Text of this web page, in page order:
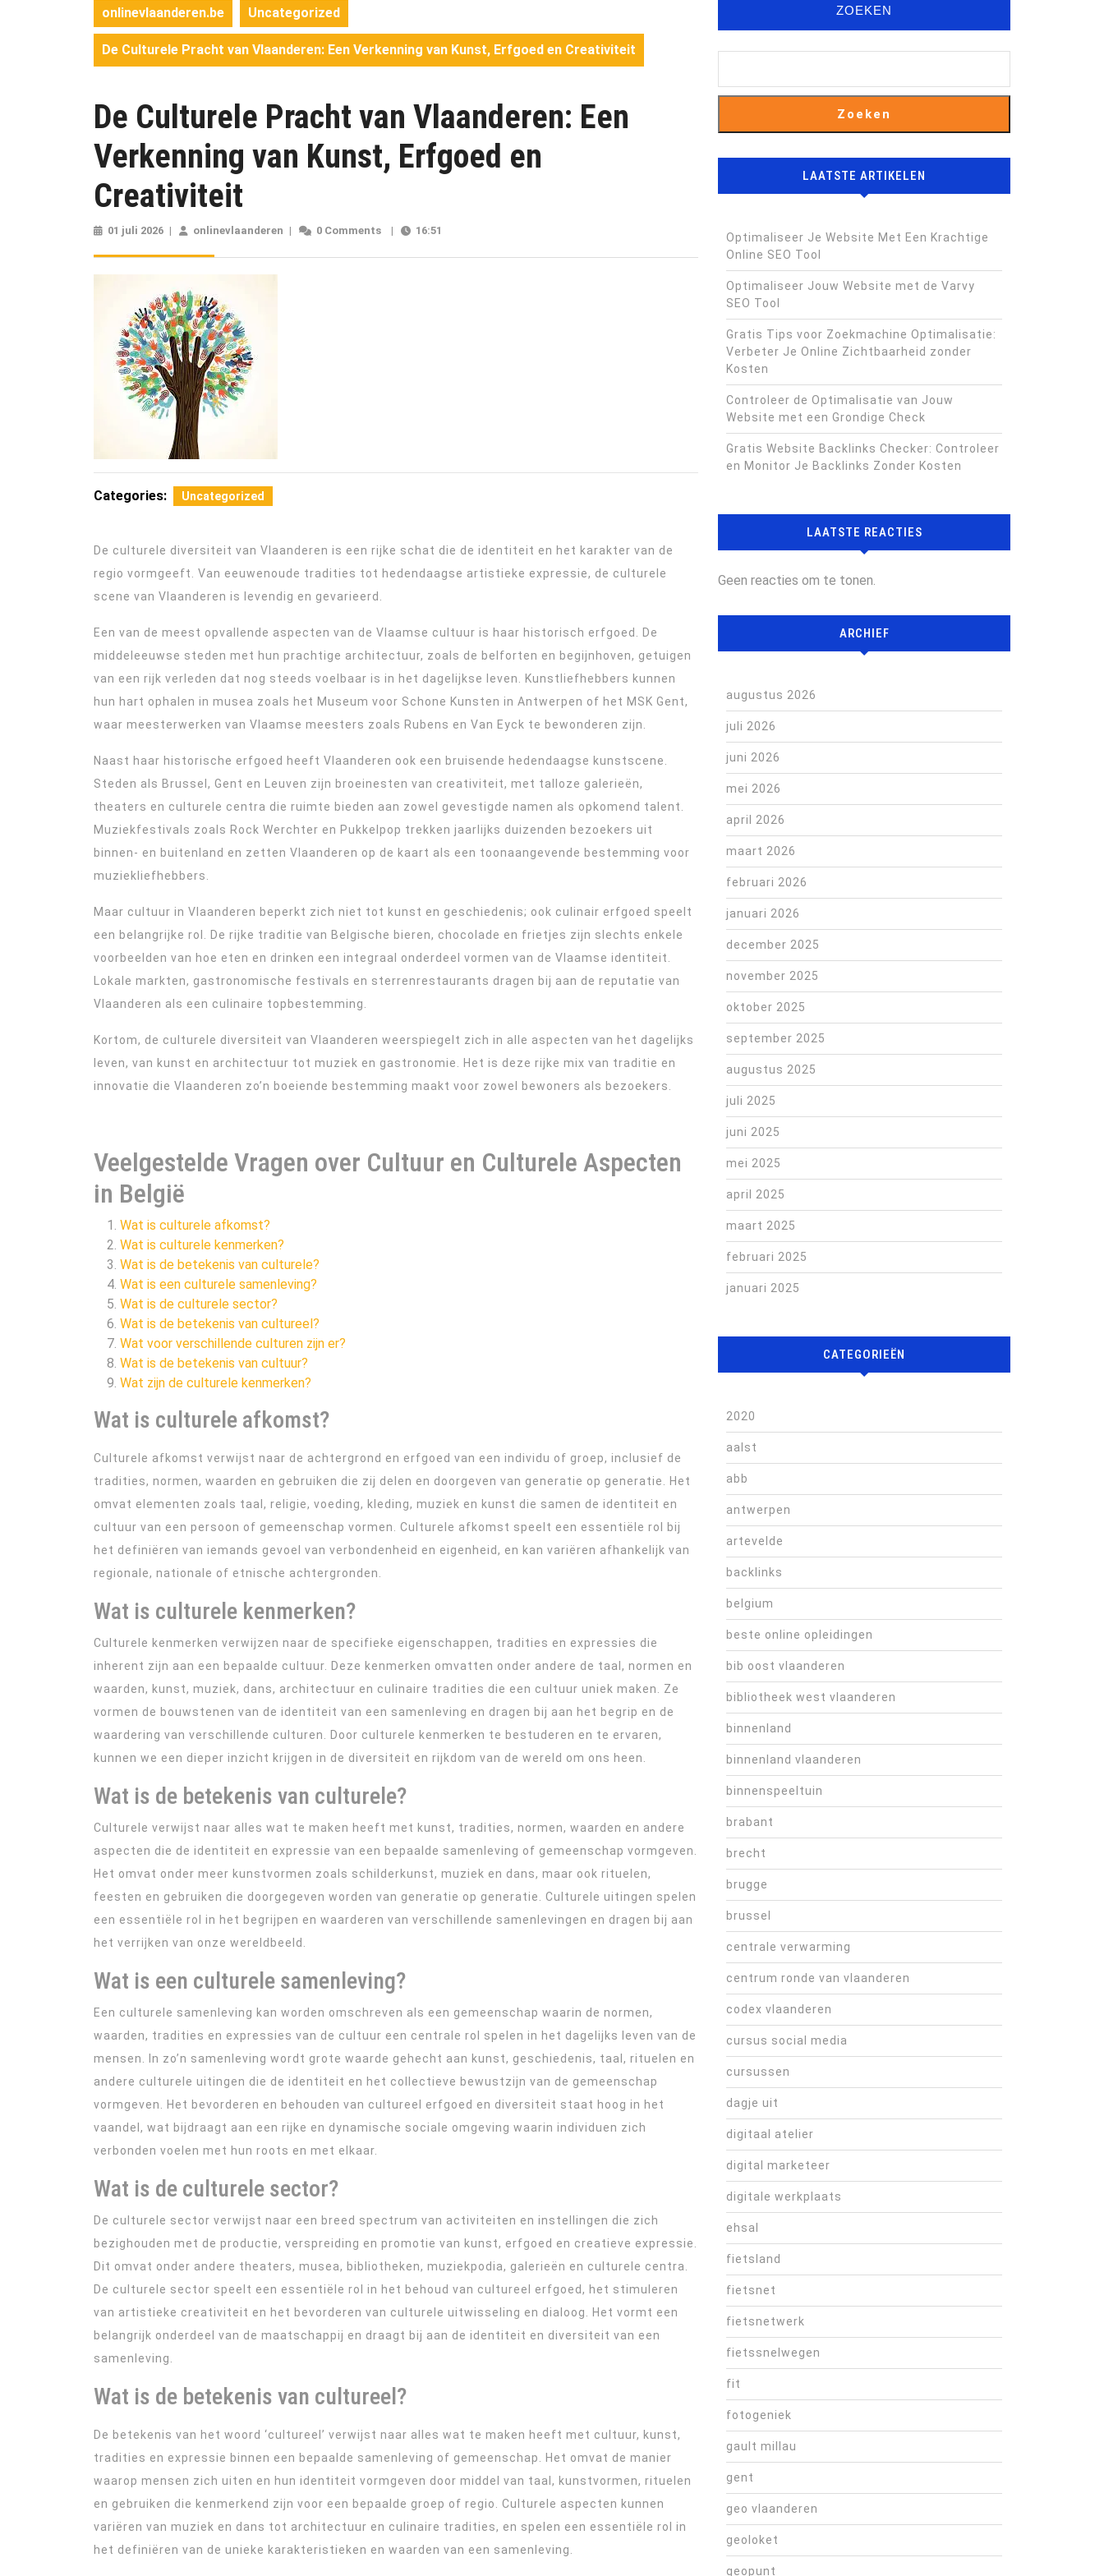
onlinevlaanderen.be Uncategorized
De Culturele Pracht van Vlaanderen: Een Verkenning van Kunst, Erfgoed en Creativiteit
De Culturele Pracht van Vlaanderen: Een
Verkenning van Kunst, Erfgoed en
Creativiteit
01 juli 2026 01
2026
| onlinevlaanderen onlinevlaanderen
| 0 Comments | 16:51
Categories: Uncategorized
De culturele diversiteit van Vlaanderen is een rijke schat die de identiteit en het karakter van de
regio vormgeeft. Van eeuwenoude tradities tot hedendaagse artistieke expressie, de culturele
scene van Vlaanderen is levendig en gevarieerd.
Een van de meest opvallende aspecten van de Vlaamse cultuur is haar historisch erfgoed. De
middeleeuwse steden met hun prachtige architectuur, zoals de belforten en begijnhoven, getuigen
van een rijk verleden dat nog steeds voelbaar is in het dagelijkse leven. Kunstliefhebbers kunnen
hun hart ophalen in musea zoals het Museum voor Schone Kunsten in Antwerpen of het MSK Gent,
waar meesterwerken van Vlaamse meesters zoals Rubens en Van Eyck te bewonderen zijn.
Naast haar historische erfgoed heeft Vlaanderen ook een bruisende hedendaagse kunstscene.
Steden als Brussel, Gent en Leuven zijn broeinesten van creativiteit, met talloze galerieën,
theaters en culturele centra die ruimte bieden aan zowel gevestigde namen als opkomend talent.
Muziekfestivals zoals Rock Werchter en Pukkelpop trekken jaarlijks duizenden bezoekers uit
binnen- en buitenland en zetten Vlaanderen op de kaart als een toonaangevende bestemming voor
muziekliefhebbers.
Maar cultuur in Vlaanderen beperkt zich niet tot kunst en geschiedenis; ook culinair erfgoed speelt
een belangrijke rol. De rijke traditie van Belgische bieren, chocolade en frietjes zijn slechts enkele
voorbeelden van hoe eten en drinken een integraal onderdeel vormen van de Vlaamse identiteit.
Lokale markten, gastronomische festivals en sterrenrestaurants dragen bij aan de reputatie van
Vlaanderen als een culinaire topbestemming.
Kortom, de culturele diversiteit van Vlaanderen weerspiegelt zich in alle aspecten van het dagelijks
leven, van kunst en architectuur tot muziek en gastronomie. Het is deze rijke mix van traditie en
innovatie die Vlaanderen zo’n boeiende bestemming maakt voor zowel bewoners als bezoekers.
Veelgestelde Vragen over Cultuur en Culturele Aspecten
in België
Wat is culturele afkomst?
Wat is culturele kenmerken?
Wat is de betekenis van culturele?
Wat is een culturele samenleving?
Wat is de culturele sector?
Wat is de betekenis van cultureel?
Wat voor verschillende culturen zijn er?
Wat is de betekenis van cultuur?
Wat zijn de culturele kenmerken?
Wat is culturele afkomst?
Culturele afkomst verwijst naar de achtergrond en erfgoed van een individu of groep, inclusief de
tradities, normen, waarden en gebruiken die zij delen en doorgeven van generatie op generatie. Het
omvat elementen zoals taal, religie, voeding, kleding, muziek en kunst die samen de identiteit en
cultuur van een persoon of gemeenschap vormen. Culturele afkomst speelt een essentiële rol bij
het definiëren van iemands gevoel van verbondenheid en eigenheid, en kan variëren afhankelijk van
regionale, nationale of etnische achtergronden.
Wat is culturele kenmerken?
Culturele kenmerken verwijzen naar de specifieke eigenschappen, tradities en expressies die
inherent zijn aan een bepaalde cultuur. Deze kenmerken omvatten onder andere de taal, normen en
waarden, kunst, muziek, dans, architectuur en culinaire tradities die een cultuur uniek maken. Ze
vormen de bouwstenen van de identiteit van een samenleving en dragen bij aan het begrip en de
waardering van verschillende culturen. Door culturele kenmerken te bestuderen en te ervaren,
kunnen we een dieper inzicht krijgen in de diversiteit en rijkdom van de wereld om ons heen.
Wat is de betekenis van culturele?
Culturele verwijst naar alles wat te maken heeft met kunst, tradities, normen, waarden en andere
aspecten die de identiteit en expressie van een bepaalde samenleving of gemeenschap vormgeven.
Het omvat onder meer kunstvormen zoals schilderkunst, muziek en dans, maar ook rituelen,
feesten en gebruiken die doorgegeven worden van generatie op generatie. Culturele uitingen spelen
een essentiële rol in het begrijpen en waarderen van verschillende samenlevingen en dragen bij aan
het verrijken van onze wereldbeeld.
Wat is een culturele samenleving?
Een culturele samenleving kan worden omschreven als een gemeenschap waarin de normen,
waarden, tradities en expressies van de cultuur een centrale rol spelen in het dagelijks leven van de
mensen. In zo’n samenleving wordt grote waarde gehecht aan kunst, geschiedenis, taal, rituelen en
andere culturele uitingen die de identiteit en het collectieve bewustzijn van de gemeenschap
vormgeven. Het bevorderen en behouden van cultureel erfgoed en diversiteit staat hoog in het
vaandel, wat bijdraagt aan een rijke en dynamische sociale omgeving waarin individuen zich
verbonden voelen met hun roots en met elkaar.
Wat is de culturele sector?
De culturele sector verwijst naar een breed spectrum van activiteiten en instellingen die zich
bezighouden met de productie, verspreiding en promotie van kunst, erfgoed en creatieve expressie.
Dit omvat onder andere theaters, musea, bibliotheken, muziekpodia, galerieën en culturele centra.
De culturele sector speelt een essentiële rol in het behoud van cultureel erfgoed, het stimuleren
van artistieke creativiteit en het bevorderen van culturele uitwisseling en dialoog. Het vormt een
belangrijk onderdeel van de maatschappij en draagt bij aan de identiteit en diversiteit van een
samenleving.
Wat is de betekenis van cultureel?
De betekenis van het woord ‘cultureel’ verwijst naar alles wat te maken heeft met cultuur, kunst,
tradities en expressie binnen een bepaalde samenleving of gemeenschap. Het omvat de manier
waarop mensen zich uiten en hun identiteit vormgeven door middel van taal, kunstvormen, rituelen
en gebruiken die kenmerkend zijn voor een bepaalde groep of regio. Culturele aspecten kunnen
variëren van muziek en dans tot architectuur en culinaire tradities, en spelen een essentiële rol in
het definiëren van de unieke karakteristieken en waarden van een samenleving.
ZOEKEN
Zoeken
LAATSTE ARTIKELEN
Optimaliseer Je Website Met Een Krachtige
Online SEO Tool
Optimaliseer Jouw Website met de Varvy
SEO Tool
Gratis Tips voor Zoekmachine Optimalisatie:
Verbeter Je Online Zichtbaarheid zonder
Kosten
Controleer de Optimalisatie van Jouw
Website met een Grondige Check
Gratis Website Backlinks Checker: Controleer
en Monitor Je Backlinks Zonder Kosten
LAATSTE REACTIES
Geen reacties om te tonen.
ARCHIEF
augustus 2026
juli 2026
juni 2026
mei 2026
april 2026
maart 2026
februari 2026
januari 2026
december 2025
november 2025
oktober 2025
september 2025
augustus 2025
juli 2025
juni 2025
mei 2025
april 2025
maart 2025
februari 2025
januari 2025
CATEGORIEËN
2020
aalst
abb
antwerpen
artevelde
backlinks
belgium
beste online opleidingen
bib oost vlaanderen
bibliotheek west vlaanderen
binnenland
binnenland vlaanderen
binnenspeeltuin
brabant
brecht
brugge
brussel
centrale verwarming
centrum ronde van vlaanderen
codex vlaanderen
cursus social media
cursussen
dagje uit
digitaal atelier
digital marketeer
digitale werkplaats
ehsal
fietsland
fietsnet
fietsnetwerk
fietssnelwegen
fit
fotogeniek
gault millau
gent
geo vlaanderen
geoloket
geopunt